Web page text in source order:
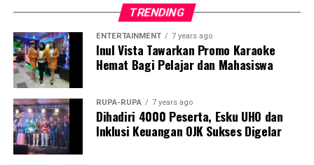
Di antaranya lima desainer binaan Kementerian UMKM,
yakni Tepa Selira, Netaly, Selira, Intresse, Meta Fauzan,
dan Lia Afif; empat desainer binaan Bank Indonesia;
serta tiga desainer dari Indonesia Fashion Chamber
(IFC).
Arif menambahkan bahwa pengembangan ekosistem
modest fashion merupakan bagian dari implementasi
Asta Cita 3, yang mencakup peningkatan lapangan kerja
TRENDING
ENTERTAINMENT 7 years ago
Inul Vista Tawarkan Promo Karaoke
Hemat Bagi Pelajar dan Mahasiswa
RUPA-RUPA 7 years ago
Dihadiri 4000 Peserta, Esku UHO dan
Inklusi Keuangan OJK Sukses Digelar